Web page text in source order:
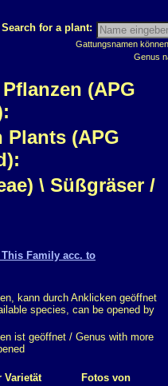
for a plant:
Gattungsnamen
Genus
(APG
Plants (APG
\ Süßgräser /
Family acc. to
kann durch Anklicken geöffnet
species, can be opened by
ist geöffnet / Genus with more
Varietät
Fotos von